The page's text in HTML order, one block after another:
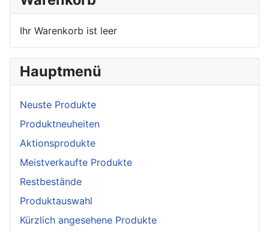
Ihr Warenkorb ist leer
Hauptmenü
Neuste Produkte
Produktneuheiten
Aktionsprodukte
Meistverkaufte Produkte
Restbestände
Produktauswahl
Kürzlich angesehene Produkte